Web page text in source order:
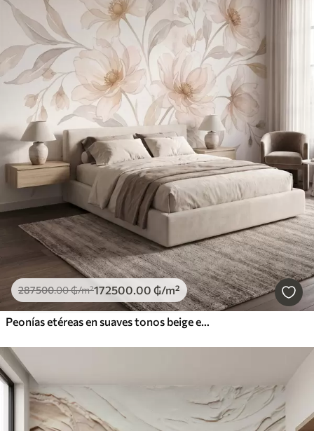
287500.00₲/m²172500.00 ₲/m²
Peonías etéreas en suaves tonos beige empolvado